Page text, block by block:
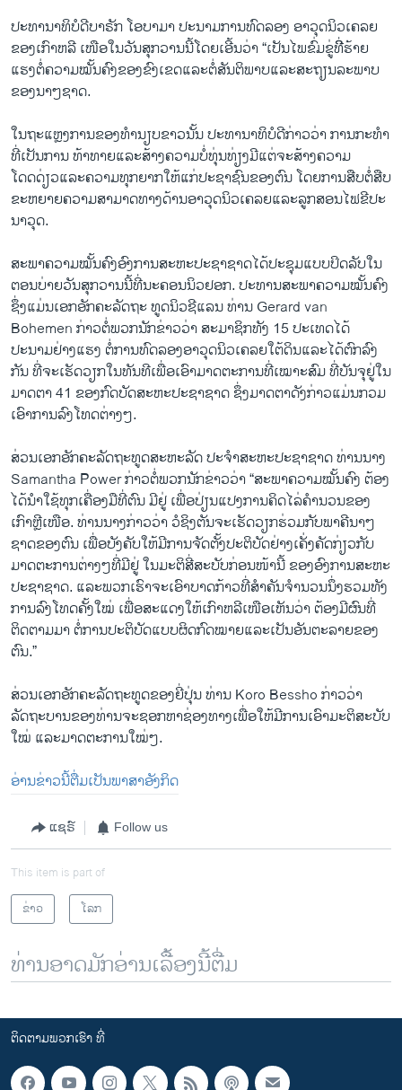
ສຽງ
ລາຍການກະຈາຍສຽງ
ລາຍງານ
ຕິດຕາມພວກເຮົາ ທີ່
ພາສາຕ່າງໆ
ປະທານາທິບໍດີ​ບາຣັກ ​ໂອບາ​ມາ​ ປະນາມ​ການ​ທົດ​ລອງ ​ອາວຸດ​ນິວ​ເຄລຍ
ຂອງ​ເກົາຫລີ ເໜືອ​ໃນ​ວັນ​ສຸກ​ວານ​ນີ້​ໂດຍ​ເອີ້ນວ່າ “​ເປັນ​ໄພ​ຂົ່ມຂູ່ທີີ່​ຮ້າຍ​
ແຮງຕໍ່​ຄວາມໝັ້ນຄົງ​ຂອງ​ຂົງ​ເຂດ​ແລະ​ຕໍ່​ສັນຕິພາບ​ແລະ​ສະຖຽນ​ລະ​ພາບ​
ຂອງ​ນາໆ​ຊາດ.
​ໃນ​ຖະ​ແຫຼງການ​ຂອງ​ທຳນຽບຂາວນັ້ນ ປະທານາທິບໍດີ​ກ່າວ​ວ່າ ການ​ກະທຳ​
ທີ່​ເປັນ​ການ ​ທ້າ​ທາຍ​ແລະ​ສ້າງ​ຄວາມ​ບໍ່​ທຸ່ນ​ທ່ຽງມີ​ແຕ່​ຈະ​ສ້າງ​ຄວາມ​
ໂດດດ່ຽວ​ແລະຄວາມທຸກ​ຍາກ​ໃຫ້​ແກ່​ປະ​ຊາ​ຊົນຂອງ​ຕົນ ​ໂດຍ​ການ​ສືບ​ຕໍ່​ສືບ​
ຂະຫຍາຍ​ຄວາມ​ສາມາດ​ທາງ​ດ້ານ​ອາວຸດ​ນິວ​ເຄລຍ​ແລະ​ລູກ​ສອນ​ໄຟ​ຂີ​ປະ​
ນາ​ວຸດ.
ສະພາ​ຄວາມ​ໝັ້ນຄົງ​ອົງການ​ສະຫະ​ປະຊາ​ຊາດ​ໄດ້​ປະຊຸມ​ແບບ​ປິດ​ລັບ​ໃນ​
ຕອນບ່າຍ​ວັນ​ສຸກ​ວານ​ນີ້ທີ່​ນະຄອນ​ນິວຢອກ. ປະທານ​ສະພາ​ຄວາມ​ໝັ້ນຄົງ
ຊຶ່ງແມ່ນ​ເອກ​ອັກຄະ​ລັດຖະ ທູດ​ນິວ​ຊີ​ແລນ​ ທ່ານ Gerard van
Bohemen ກ່າວ​ຕໍ່​ພວກ​ນັກ​ຂ່າວ​ວ່າ ສະມາຊິກ​ທັງ 15 ປະ​ເທດ​ໄດ້​
ປະນາມ​ຢ່າງ​ແຮງ ຕໍ່​ການ​ທົດລອງ​ອາວຸດ​ນິວ​ເຄລຍ​ໃຕ້​ດິນແລະ​ໄດ້​ຕົກລົງ​
ກັນ ທີ່​ຈະ​ເຮັດ​ວຽກ​ໃນ​ທັນທີ​ເພື່ອເອົາ​ມາດ​ຕະການ​ທີ່​ເໝາະ​ສົມ ທີ່​ບັນຈຸ​ຢູ່​ໃນ​
ມາດຕາ 41 ຂອງ​ກົດ​ບັດ​ສະຫະ​ປະຊາ​ຊາດ ຊຶ່ງ​ມາດຕາ​ດັງ​ກ່າວແມ່ນ​ກວມ​
ເອົາ​ການ​ລົງ​ໂທດ​ຕ່າງໆ.
ສ່ວນ​ເອກ​ອັກຄະ​ລັດຖະທູດ​ສະຫະລັດ ​ປະຈຳ​ສະຫະ​ປະຊາ​ຊາດ ທ່ານ​ນາງ
Samantha Power ກ່າວ​ຕໍ່​ພວກ​ນັກ​ຂ່າວ​ວ່າ “ສະພາ​ຄວາມ​ໝັ້ນຄົງ​ ຕ້ອງ​
ໄດ້​ນຳໃຊ້​ທຸກ​ເຄື່ອງມື​ທີ່​ຕົນ ​ມີຢູ່ ​ເພື່ອ​ປ່ຽນ​ແປງ​ການ​ຄິດ​ໄລ່​ຄຳນວນ​ຂອງ​
ເກົາຫຼີ​ເໜືອ. ທ່ານ​ນາງ​ກ່າວ​ວ່າ ວໍ​ຊິງ​ຕັນ​ຈະ​ເຮັດ​ວຽກ​ຮ່ວມ​ກັບ​ພາຄີ​ນາໆ​
ຊາດ​ຂອງ​ຕົນ ​ເພື່ອ​ບັງຄັບ​ໃຫ້​ມີ​ການຈັດຕັ້ງປະຕິບັດ​ຢ່າງ​ເຄັ່ງ​ຄັດ​ກ່ຽວ​ກັບ​
ມາດ​ຕະການ​ຕ່າງໆ​ທີ່​ມີ​ຢູ່ ​ໃນ​ມະຕິ​ສີ່​ສະບັບ​ກ່ອນ​ໜ້ານີ້ ຂອງ​ອົງການ​ສະຫະ​
ປະຊາ​ຊາດ. ​ແລະ​ພວກ​ເຮົາ​ຈະ​ເອົາ​ບາດກ້າວ​ທີ່​ສຳຄັນ​ຈຳນວນ​ນຶ່ງຮວມທັງ​
ການ​ລົງ​ໂທດ​ຄັ້ງ​ໃໝ່ ​ເພື່ອ​ສະ​ແດງໃຫ້​ເກົາຫລີ​ເໜືອ​ເຫັນ​ວ່າ ຕ້ອງ​ມີ​ຜົນ​ທີ່​
ຕິດຕາມ​ມາ ຕໍ່​ການ​ປະຕິບັດ​ແບບ​ຜິດ​ກົດໝາຍ​ແລະ​ເປັນ​ອັນຕະລາຍ​ຂອງ​
ຕົນ.”
ສ່ວນ​ເອກ​ອັກຄະ​ລັດຖະທູດ​ຂອງ​ຍີ່ປຸ່ນ ທ່ານ Koro Bessho ກ່າວ​ວ່າ
ລັດຖະບານ​ຂອງ​ທ່ານ​ຈະ​ຊອກ​ຫາ​ຊ່ອງ​ທາງ​ເພື່ອ​ໃຫ້​ມີ​ການ​ເອົາ​ມະຕິ​ສະບັບ​
ໃໝ່ ​ແລະມາດ​ຕະການ​ໃໝ່ໆ.
ອ່ານຂ່າວນີ້ຕື່ມເປັນພາສາອັງກິດ
ແຊຣ໌ Follow us
This item is part of
ຂ່າວ
ໂລກ
ທ່ານອາດມັກອ່ານເລື້ອງນີ້ຕື່ມ
ຕິດຕາມພວກເຮົາ ທີ່